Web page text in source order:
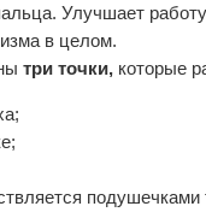
Улучшает
в целом.
три точки, которые